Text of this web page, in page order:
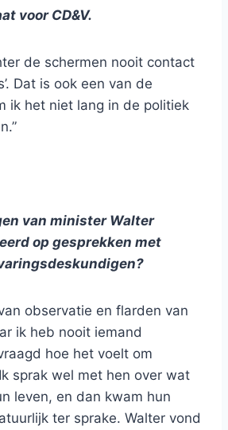
voor CD&V.
de schermen nooit contact
Dat is ook een van de
ik het niet lang in de politiek
van minister Walter
op gesprekken met
observatie en flarden van
ik heb nooit iemand
hoe het voelt om
sprak wel met hen over wat
leven, en dan kwam hun
ter sprake. Walter vond